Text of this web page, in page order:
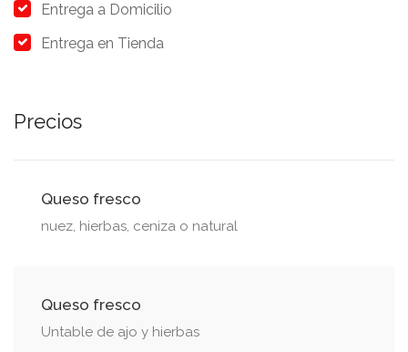
Entrega a Domicilio
Entrega en Tienda
Precios
Queso fresco
nuez, hierbas, ceniza o natural
Queso fresco
Untable de ajo y hierbas